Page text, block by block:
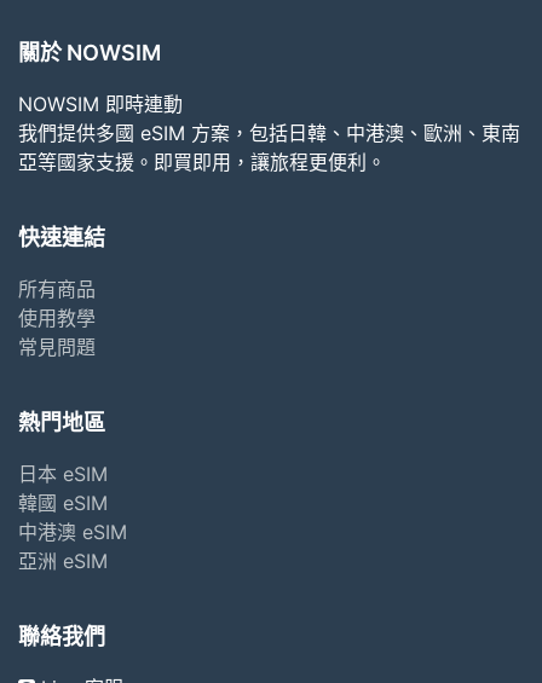
關於 NOWSIM
NOWSIM 即時連動
我們提供多國 eSIM 方案，包括日韓、中港澳、歐洲、東南
亞等國家支援。即買即用，讓旅程更便利。
快速連結
所有商品
使用教學
常見問題
熱門地區
日本 eSIM
韓國 eSIM
中港澳 eSIM
亞洲 eSIM
聯絡我們